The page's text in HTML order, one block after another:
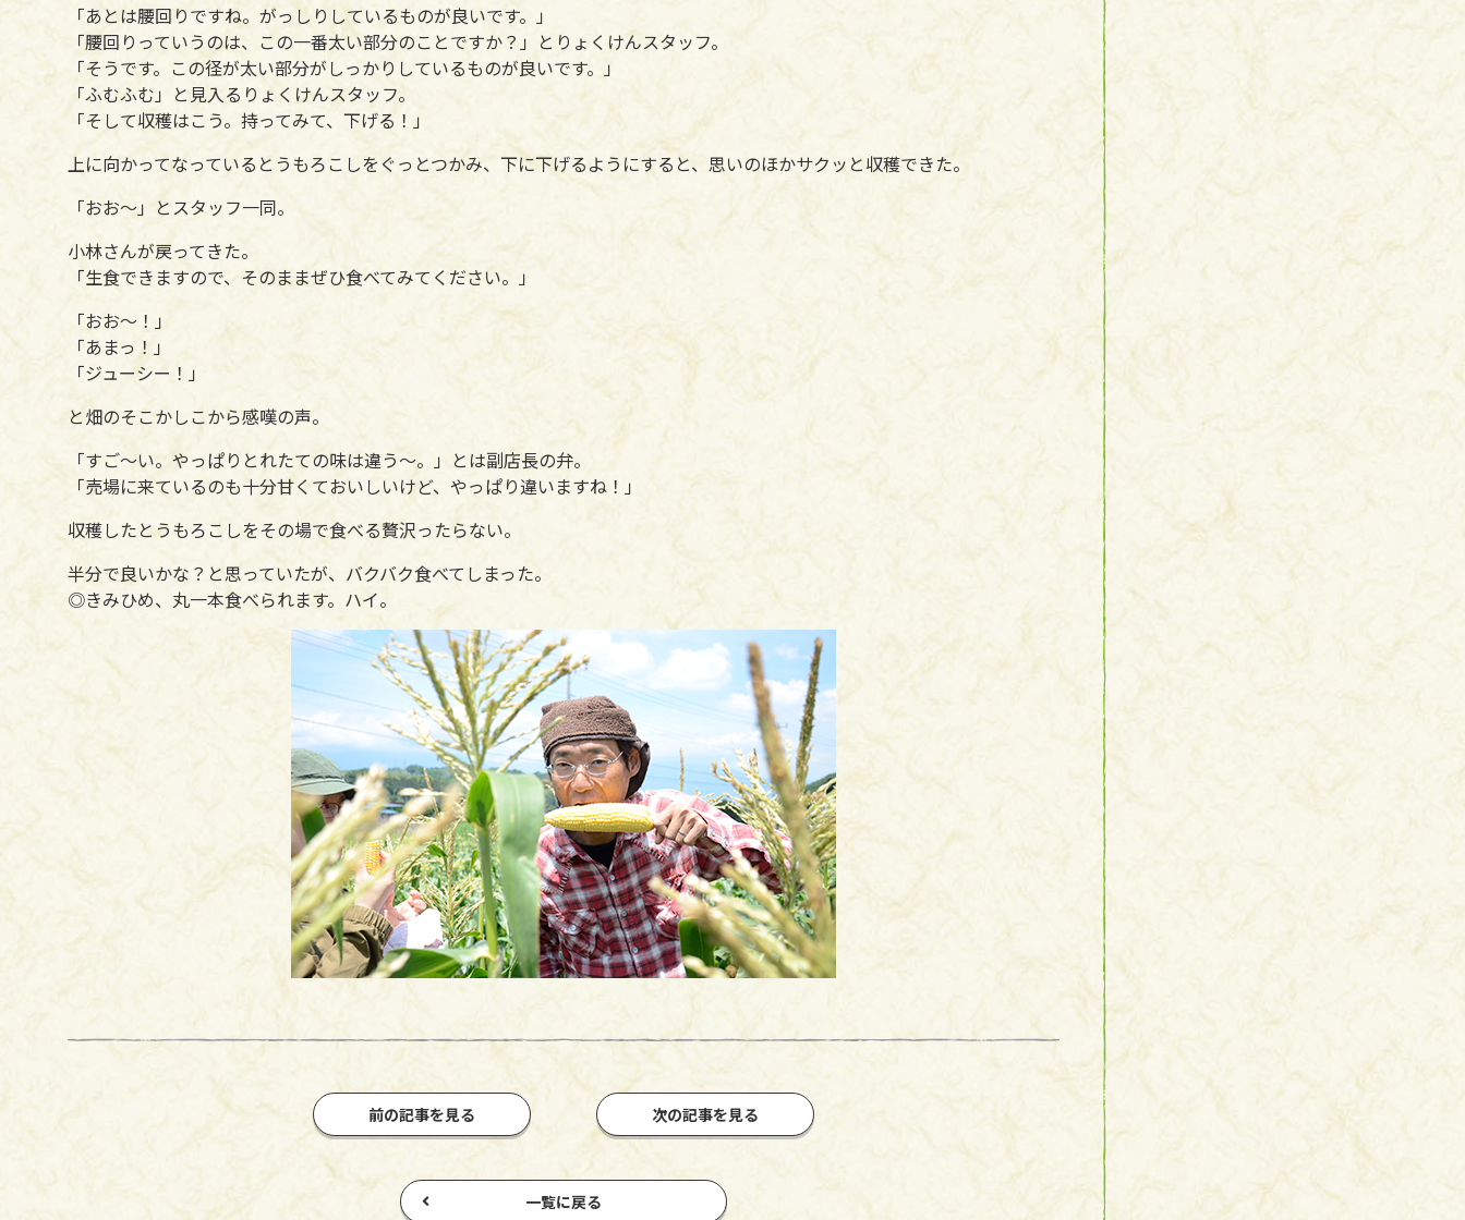
「あとは腰回りですね。がっしりしているものが良いです。」
「腰回りっていうのは、この一番太い部分のことですか？」とりょくけんスタッフ。
「そうです。この径が太い部分がしっかりしているものが良いです。」
「ふむふむ」と見入るりょくけんスタッフ。
「そして収穫はこう。持ってみて、下げる！」
上に向かってなっているとうもろこしをぐっとつかみ、下に下げるようにすると、思いのほかサクッと収穫できた。
「おお～」とスタッフ一同。
小林さんが戻ってきた。
「生食できますので、そのままぜひ食べてみてください。」
「おお～！」
「あまっ！」
「ジューシー！」
と畑のそこかしこから感嘆の声。
「すご～い。やっぱりとれたての味は違う～。」とは副店長の弁。
「売場に来ているのも十分甘くておいしいけど、やっぱり違いますね！」
収穫したとうもろこしをその場で食べる贅沢ったらない。
半分で良いかな？と思っていたが、バクバク食べてしまった。
◎きみひめ、丸一本食べられます。ハイ。
前の記事を見る 次の記事を見る
一覧に戻る